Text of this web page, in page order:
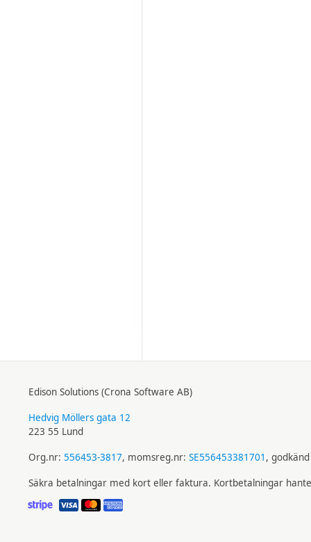
Edison Solutions (Crona Software AB)
Hedvig Möllers gata 12
223 55 Lund
Org.nr: 556453-3817, momsreg.nr: SE556453381701 ,
Säkra betalningar med kort eller faktura. Kortbetalningar